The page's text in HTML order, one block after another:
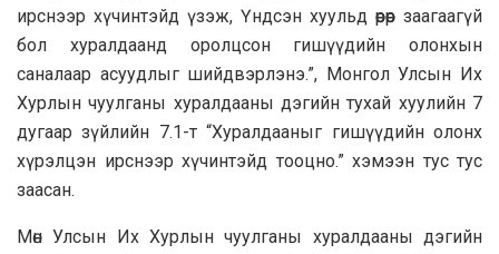
ирснээр хүчинтэйд үзэж, Үндсэн хуульд өөрөөр заагаагүй
бол хуралдаанд оролцсон гишүүдийн олонхын
саналаар асуудлыг шийдвэрлэнэ.”, Монгол Улсын Их
Хурлын чуулганы хуралдааны дэгийн тухай хуулийн 7
дугаар зүйлийн 7.1-т “Хуралдааныг гишүүдийн олонх
хүрэлцэн ирснээр хүчинтэйд тооцно.” хэмээн тус тус
заасан.
Мөн Улсын Их Хурлын чуулганы хуралдааны дэгийн